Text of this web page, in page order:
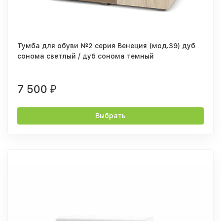
Тумба для обуви №2 серия Венеция (мод.39) дуб
сонома светлый / дуб сонома темный
7 500 ₽
Выбрать